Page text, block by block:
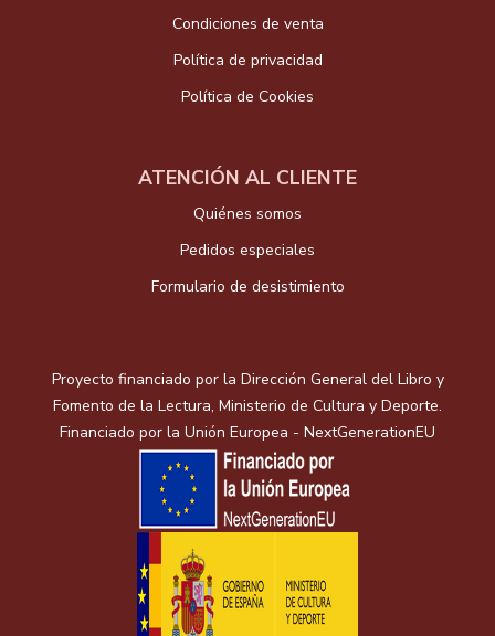
Condiciones de venta
Política de privacidad
Política de Cookies
ATENCIÓN AL CLIENTE
Quiénes somos
Pedidos especiales
Formulario de desistimiento
Proyecto financiado por la Dirección General del Libro y
Fomento de la Lectura, Ministerio de Cultura y Deporte.
Financiado por la Unión Europea - NextGenerationEU